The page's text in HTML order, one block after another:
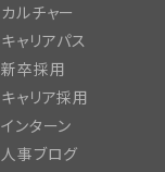
カルチャー
キャリアパス
新卒採用
キャリア採用
インターン
人事ブログ